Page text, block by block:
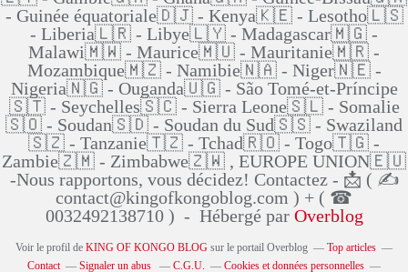
- Guinée équatoriale🇩🇯 - Kenya🇰🇪 - Lesotho🇱🇸
- Liberia🇱🇷 - Libye🇱🇾 - Madagascar🇲🇬 -
Malawi🇲🇼 - Maurice🇲🇺 - Mauritanie🇲🇷 -
Mozambique🇲🇿 - Namibie🇳🇦 - Niger🇳🇪 -
Nigeria🇳🇬 - Ouganda🇺🇬 - São Tomé-et-Príncipe
🇸🇹 - Seychelles🇸🇨 - Sierra Leone🇸🇱 - Somalie
🇸🇴 - Soudan🇸🇩 - Soudan du Sud🇸🇸 - Swaziland
🇸🇿 - Tanzanie🇹🇿 - Tchad🇷🇴 - Togo🇹🇬 -
Zambie🇿🇲 - Zimbabwe🇿🇼 , EUROPE UNION🇪🇺
-Nous rapportons, vous décidez! Contactez - 📩 ( ✍
contact@kingofkongoblog.com ) + ( ☎
0032492138710 ) - Hébergé par Overblog
Voir le profil de KING OF KONGO BLOG sur le portail Overblog
Top articles
Contact
Signaler un abus C.G.U. Cookies et données personnelles